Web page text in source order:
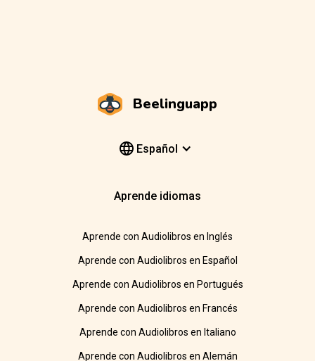
Beelinguapp
Español
Aprende idiomas
Aprende con Audiolibros en Inglés
Aprende con Audiolibros en Español
Aprende con Audiolibros en Portugués
Aprende con Audiolibros en Francés
Aprende con Audiolibros en Italiano
Aprende con Audiolibros en Alemán